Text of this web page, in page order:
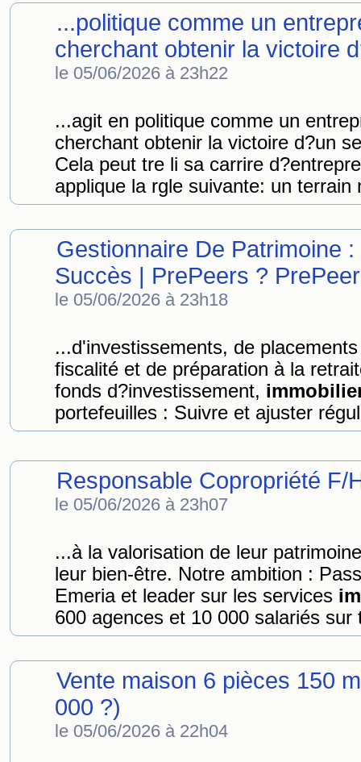
...politique comme un
cherchant obtenir la victoire
le 05/06/2026 à 23h22
...agit en politique comme un
cherchant obtenir la victoire d?un
Cela peut tre li sa carrire
applique la rgle suivante: un terrain
Gestionnaire De Patrimoine
Succès | PrePeers ?
le 05/06/2026 à 23h18
...d'investissements, de
fiscalité et de préparation à la
fonds d?investissement,
portefeuilles : Suivre et ajuster
Responsable Copropriété F/
le 05/06/2026 à 23h07
...à la valorisation de leur
leur bien-être. Notre ambition :
Emeria et leader sur les services
600 agences et 10 000 salariés sur
Vente maison 6 pièces 150
000 ?)
le 05/06/2026 à 22h04